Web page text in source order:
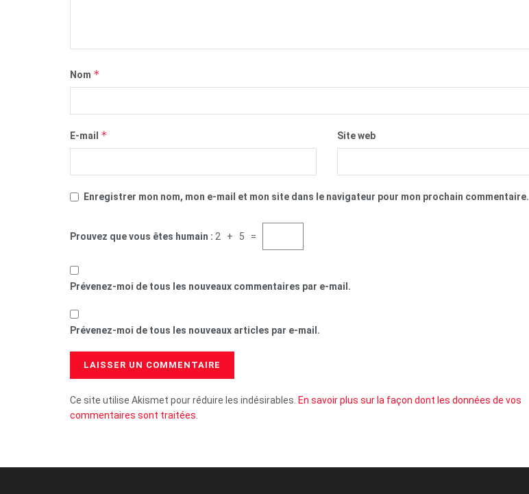
Nom *
E-mail * Site web
Enregistrer mon nom, mon e-mail et mon site dans le navigateur pour mon prochain commentaire.
Prouvez que vous êtes humain : 2 + 5 =
Prévenez-moi de tous les nouveaux commentaires par e-mail.
Prévenez-moi de tous les nouveaux articles par e-mail.
Ce site utilise Akismet pour réduire les indésirables. En savoir plus sur la façon dont les données de vos
commentaires sont traitées.